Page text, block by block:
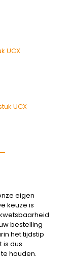
UCX
UCX
eigen
keuze is
bestelling
het tijdstip
is dus
houden.